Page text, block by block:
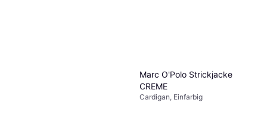
Marc O'Polo Strickjacke
CREME
Cardigan, Einfarbig